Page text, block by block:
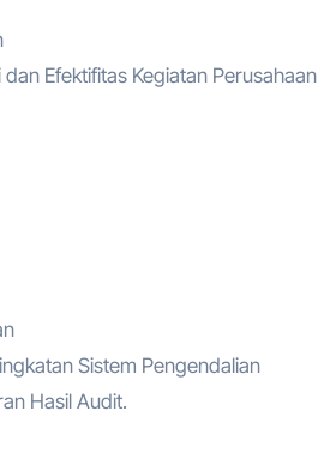
Efektifitas Kegiatan Perusahaan
Sistem Pengendalian
Hasil Audit.